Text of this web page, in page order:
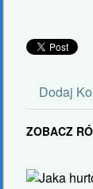
Dodaj
ZOBACZ